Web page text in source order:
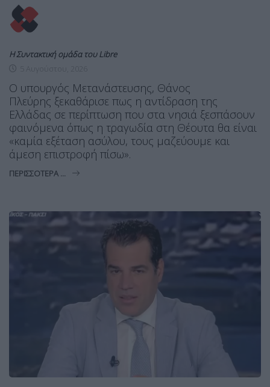
Η Συντακτική ομάδα του Libre
O υπουργός Μετανάστευσης, Θάνος
Πλεύρης ξεκαθάρισε πως η αντίδραση της
Ελλάδας σε περίπτωση που στα νησιά ξεσπάσουν
φαινόμενα όπως η τραγωδία στη Θέουτα θα είναι
«καμία εξέταση ασύλου, τους μαζεύουμε και
άμεση επιστροφή πίσω».
ΠΕΡΙΣΣΌΤΕΡΑ ...